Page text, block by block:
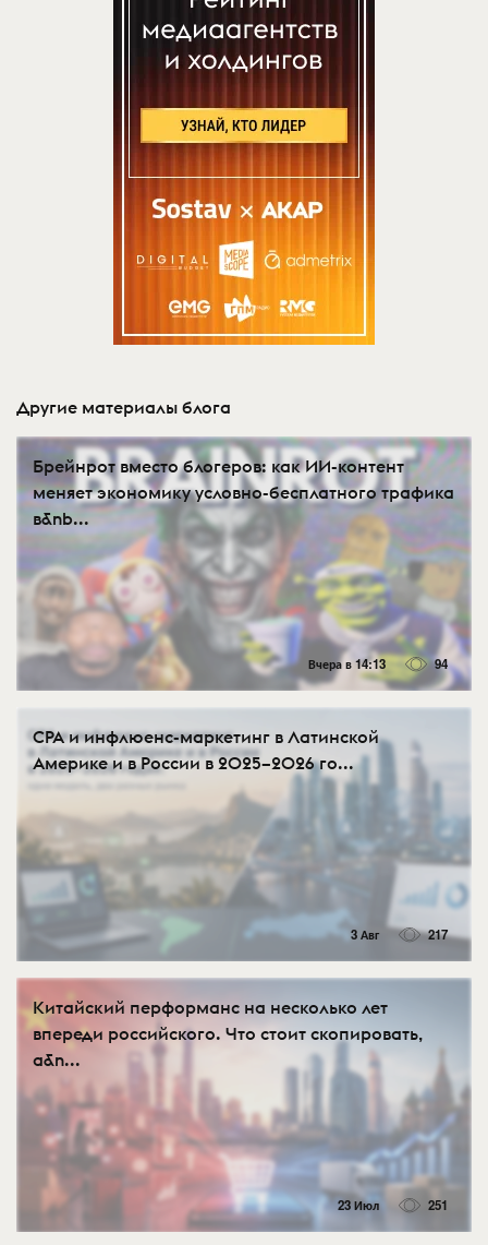
Другие материалы блога
Брейнрот вместо блогеров: как ИИ-контент
меняет экономику условно-бесплатного трафика
в&nb...
Вчера в 14:13 94
CPA и инфлюенс-маркетинг в Латинской
Америке и в России в 2025–2026 го...
3 Авг 217
Китайский перформанс на несколько лет
впереди российского. Что стоит скопировать,
а&n...
23 Июл 251